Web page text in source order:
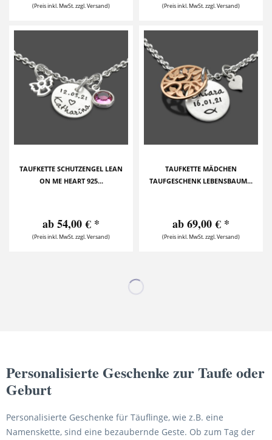
(Preis inkl. MwSt. zzgl. Versand) (Preis inkl. MwSt. zzgl. Versand)
TAUFKETTE SCHUTZENGEL LEAN
ON ME HEART 925...
ab 54,00 € *
(Preis inkl. MwSt. zzgl. Versand)
TAUFKETTE MÄDCHEN
TAUFGESCHENK LEBENSBAUM...
ab 69,00 € *
(Preis inkl. MwSt. zzgl. Versand)
Personalisierte Geschenke zur Taufe oder
Geburt
Personalisierte Geschenke für Täuflinge, wie z.B. eine
Namenskette, sind eine bezaubernde Geste. Ob zum Tag der